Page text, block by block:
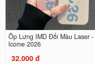
Ốp Lưng IMD Đổi Màu Laser -
lcome 2026
32.000 đ